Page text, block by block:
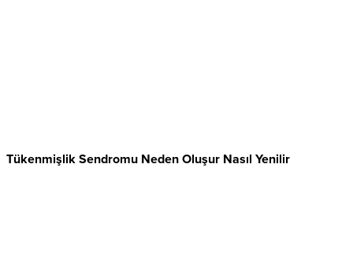
Tükenmişlik Sendromu Neden Oluşur Nasıl Yenilir